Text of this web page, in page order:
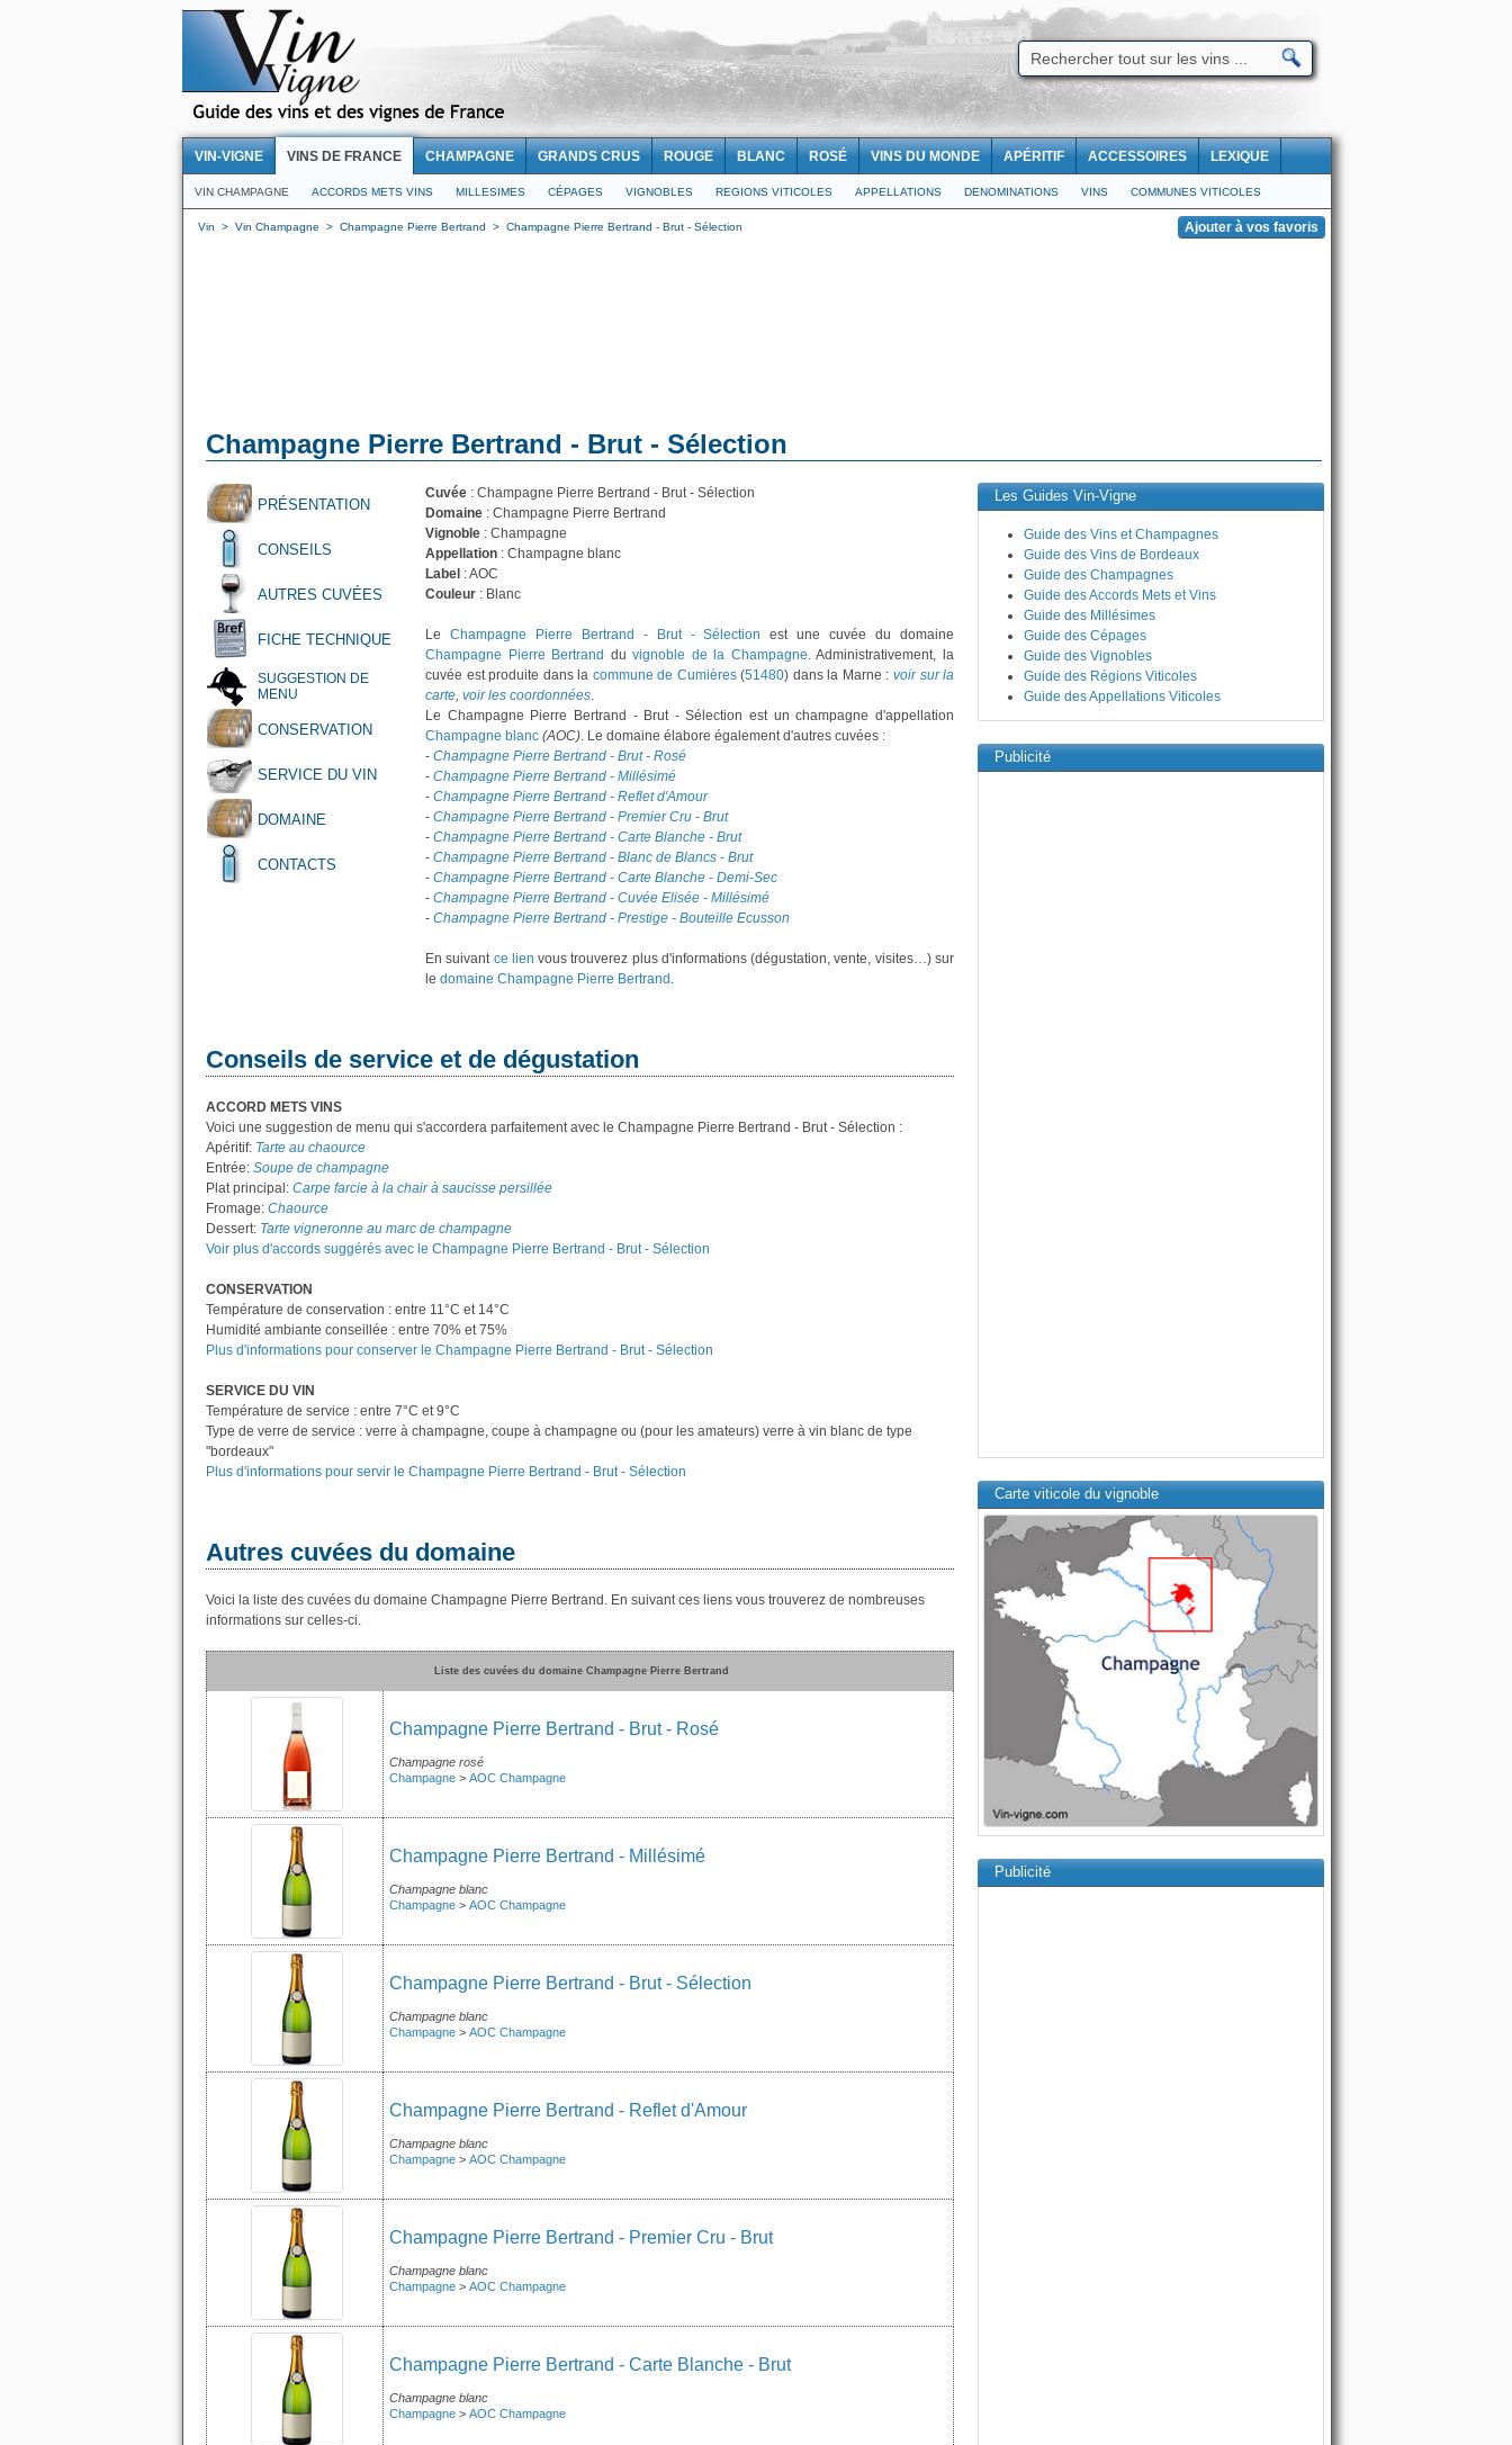
VIN-VIGNE VINS DE FRANCE CHAMPAGNE GRANDS CRUS ROUGE BLANC ROSÉ VINS DU MONDE APÉRITIF ACCESSOIRES LEXIQUE
VIN CHAMPAGNE ACCORDS METS VINS MILLESIMES CÉPAGES VIGNOBLES REGIONS VITICOLES APPELLATIONS DENOMINATIONS VINS COMMUNES VITICOLES
Vin > Vin Champagne > Champagne Pierre Bertrand > Champagne Pierre Bertrand - Brut - Sélection
Champagne Pierre Bertrand - Brut - Sélection
PRÉSENTATION
CONSEILS
AUTRES CUVÉES
FICHE TECHNIQUE
SUGGESTION DE
MENU
CONSERVATION
SERVICE DU VIN
DOMAINE
CONTACTS
Cuvée : Champagne Pierre Bertrand - Brut - Sélection
Domaine : Champagne Pierre Bertrand
Vignoble : Champagne
Appellation : Champagne blanc
Label : AOC
Couleur : Blanc
Le Champagne Pierre Bertrand - Brut - Sélection
est une cuvée du domaine
Champagne Pierre Bertrand duvignoble de la Champagne. Administrativement, la
cuvée est produite dans la commune de Cumières(51480) dans la Marne : voir sur la
carte, voir les coordonnées.
Le Champagne Pierre Bertrand - Brut - Sélection est un champagne d'appellation
Champagne blanc (AOC). Le domaine élabore également d'autres cuvées :
- Champagne Pierre Bertrand - Brut - Rosé
- Champagne Pierre Bertrand - Millésimé
- Champagne Pierre Bertrand - Reflet d'Amour
- Champagne Pierre Bertrand - Premier Cru - Brut
- Champagne Pierre Bertrand - Carte Blanche - Brut
- Champagne Pierre Bertrand - Blanc de Blancs - Brut
- Champagne Pierre Bertrand - Carte Blanche - Demi-Sec
- Champagne Pierre Bertrand - Cuvée Elisée - Millésimé
- Champagne Pierre Bertrand - Prestige - Bouteille Ecusson
En suivant ce lien vous trouverez plus d'informations (dégustation, vente, visites…) sur
le domaine Champagne Pierre Bertrand .
Conseils de service et de dégustation
ACCORD METS VINS
Voici une suggestion de menu qui s'accordera parfaitement avec le Champagne Pierre Bertrand - Brut - Sélection :
Apéritif: Tarte au chaource
Entrée: Soupe de champagne
Plat principal: Carpe farcie à la chair à saucisse persillée
Fromage: Chaource
Dessert: Tarte vigneronne au marc de champagne
Voir plus d'accords suggérés avec le Champagne Pierre Bertrand - Brut - Sélection
CONSERVATION
Température de conservation : entre 11°C et 14°C
Humidité ambiante conseillée : entre 70% et 75%
Plus d'informations pour conserver le Champagne Pierre Bertrand - Brut - Sélection
SERVICE DU VIN
Température de service : entre 7°C et 9°C
Type de verre de service : verre à champagne, coupe à champagne ou (pour les amateurs) verre à vin blanc de type
"bordeaux"
Plus d'informations pour servir le Champagne Pierre Bertrand - Brut - Sélection
Autres cuvées du domaine
Voici la liste des cuvées du domaine Champagne Pierre Bertrand. En suivant ces liens vous trouverez de nombreuses
informations sur celles-ci.
Liste des cuvées du domaine Champagne Pierre Bertrand
Champagne Pierre Bertrand - Brut - Rosé
Champagne rosé
Champagne > AOC Champagne
Champagne Pierre Bertrand - Millésimé
Champagne blanc
Champagne > AOC Champagne
Champagne Pierre Bertrand - Brut - Sélection
Champagne blanc
Champagne > AOC Champagne
Champagne Pierre Bertrand - Reflet d'Amour
Champagne blanc
Champagne > AOC Champagne
Champagne Pierre Bertrand - Premier Cru - Brut
Champagne blanc
Champagne > AOC Champagne
Champagne Pierre Bertrand - Carte Blanche - Brut
Champagne blanc
Champagne > AOC Champagne
Les Guides Vin-Vigne
Guide des Vins et Champagnes
Guide des Vins de Bordeaux
Guide des Champagnes
Guide des Accords Mets et Vins
Guide des Millésimes
Guide des Cépages
Guide des Vignobles
Guide des Régions Viticoles
Guide des Appellations Viticoles
Publicité
Carte viticole du vignoble
Publicité